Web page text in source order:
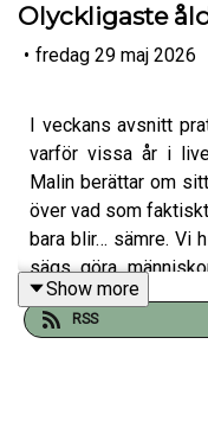
Olyckligaste
• fredag 29 maj 2026
I veckans avsnitt
varför vissa år i
Malin berättar om
över vad som
bara blir… sämre. Vi
sägs göra
plötsligt vilja byta
Rimligt? Oklart.
Show more
RSS